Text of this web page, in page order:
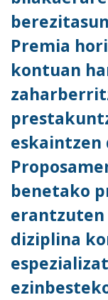
Premia
kontuan
benetako
diziplina